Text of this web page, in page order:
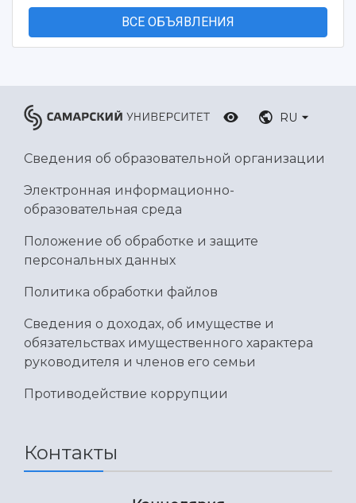
ВСЕ ОБЪЯВЛЕНИЯ
RU
Сведения об образовательной организации
Электронная информационно-
образовательная среда
Положение об обработке и защите
персональных данных
Политика обработки файлов
Сведения о доходах, об имуществе и
обязательствах имущественного характера
руководителя и членов его семьи
Противодействие коррупции
Контакты